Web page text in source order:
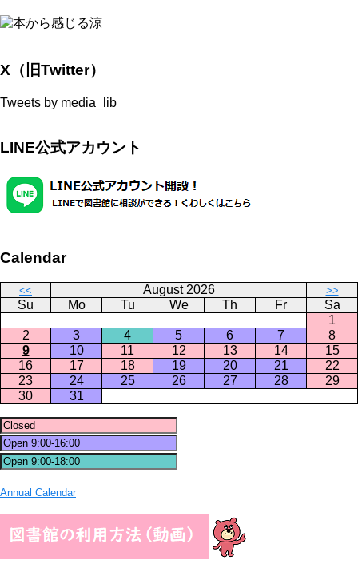
X（旧Twitter）
Tweets by media_lib
LINE公式アカウント
Calendar
<< August 2026 >>
Su Mo Tu We Th Fr
Sa
1
2
3 4 5 6 7
8
9
10 11 12 13 14
15
16
17 18 19 20 21
22
23
24 25 26 27 28
29
30
31
Annual Calendar